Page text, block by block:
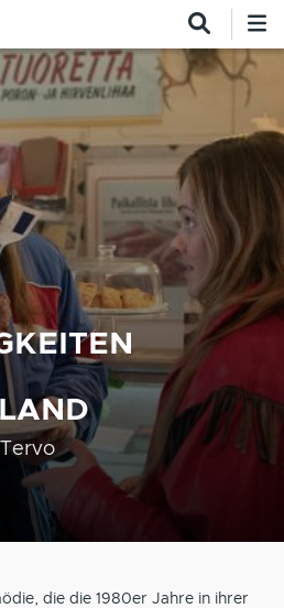
die die 1980er Jahre in ihrer